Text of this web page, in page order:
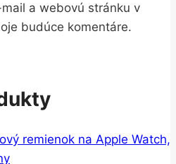
a webovú stránku v
budúce komentáre.